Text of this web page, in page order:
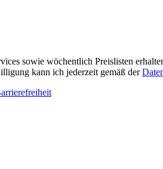
sowie wöchentlich Preislisten
kann ich jederzeit gemäß der